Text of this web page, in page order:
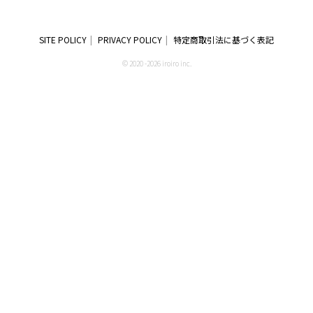
SITE POLICY PRIVACY POLICY 特定商取引法に基づく表記
© 2020 -2026 iroiro inc.